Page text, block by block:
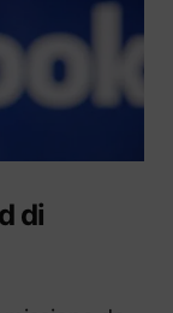
di